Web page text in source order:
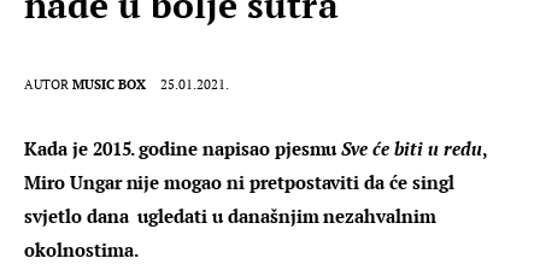
AUTOR MUSIC BOX 25.01.2021.
Kada je 2015. godine napisao pjesmu Sve će biti u redu,
Miro Ungar nije mogao ni pretpostaviti da će singl
svjetlo dana  ugledati u današnjim nezahvalnim
okolnostima.